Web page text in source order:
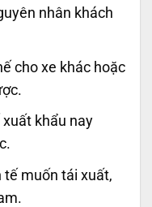
nhân khách
cho xe khác hoặc
khẩu nay
tế muốn tái xuất,